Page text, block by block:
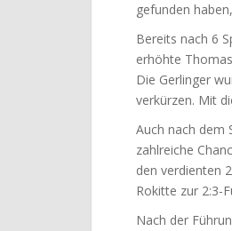
gefunden
Bereits nach 6
erhöhte
Die Gerlinger
verkürzen. Mit
Auch nach dem
zahlreiche
den verdienten
Rokitte zur 2:3-
Nach der